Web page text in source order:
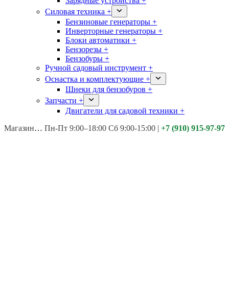
Силовая техника +
Бензиновые генераторы +
Инверторные генераторы +
Блоки автоматики +
Бензорезы +
Бензобуры +
Ручной садовый инструмент +
Оснастка и комплектующие +
Шнеки для бензобуров +
Запчасти +
Двигатели для садовой техники +
Магазины: Калуга ул. Московская д.113
Пн-Пт 9:00–18:00 Сб 9:00-15:00 | +7 (910) 915-97-97